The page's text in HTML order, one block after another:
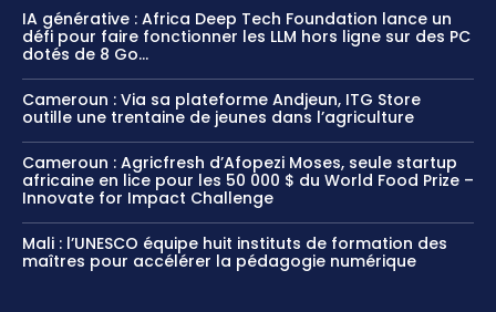
IA générative : Africa Deep Tech Foundation lance un
défi pour faire fonctionner les LLM hors ligne sur des PC
dotés de 8 Go...
Cameroun : Via sa plateforme Andjeun, ITG Store
outille une trentaine de jeunes dans l’agriculture
Cameroun : Agricfresh d’Afopezi Moses, seule startup
africaine en lice pour les 50 000 $ du World Food Prize –
Innovate for Impact Challenge
Mali : l’UNESCO équipe huit instituts de formation des
maîtres pour accélérer la pédagogie numérique